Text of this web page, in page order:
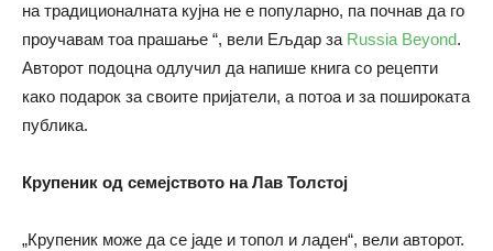
на традиционалната кујна не е популарно, па почнав да го
проучавам тоа прашање “, вели Ељдар за Russia Beyond.
Авторот подоцна одлучил да напише книга со рецепти
како подарок за своите пријатели, а потоа и за пошироката
публика.
Крупеник од семејството на Лав Толстој
„Крупеник може да се јаде и топол и ладен“, вели авторот.